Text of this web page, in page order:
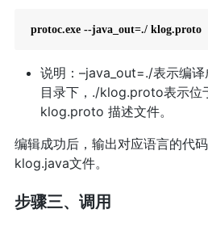
说明：–java_out=./表示编
目录下，./klog.proto表示位
klog.proto 描述文件。
编辑成功后，输出对应语言的代
klog.java文件。
步骤三、调用